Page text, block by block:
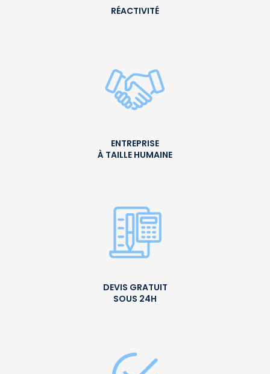
RÉACTIVITÉ
ENTREPRISE
À TAILLE HUMAINE
DEVIS GRATUIT
SOUS 24H